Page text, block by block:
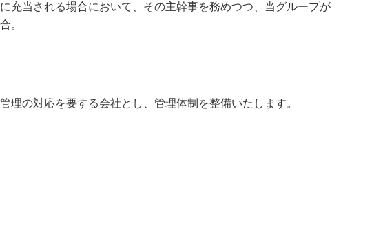
充当される場合において、その主幹事を務めつつ、当グループが
。
の対応を要する会社とし、管理体制を整備いたします。